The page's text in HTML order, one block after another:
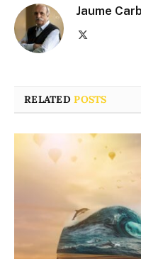
Jaume
RELATEDPOSTS